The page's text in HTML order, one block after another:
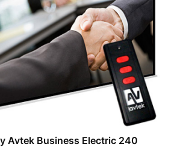
Avtek Business Electric 240